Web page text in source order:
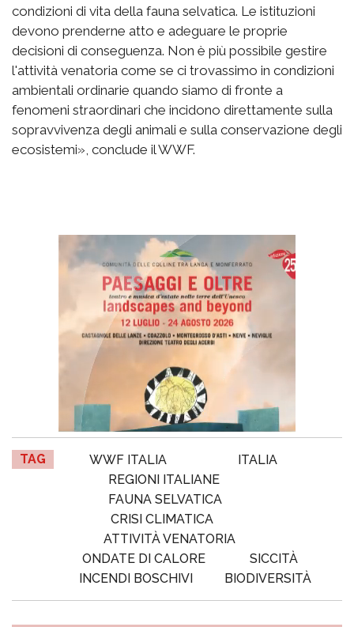
condizioni di vita della fauna selvatica. Le istituzioni
devono prenderne atto e adeguare le proprie
decisioni di conseguenza. Non è più possibile gestire
l'attività venatoria come se ci trovassimo in condizioni
ambientali ordinarie quando siamo di fronte a
fenomeni straordinari che incidono direttamente sulla
sopravvivenza degli animali e sulla conservazione degli
ecosistemi», conclude il WWF.
TAG WWF ITALIA
ITALIA
REGIONI ITALIANE
FAUNA SELVATICA
CRISI CLIMATICA
ATTIVITÀ VENATORIA
ONDATE DI CALORE
SICCITÀ
INCENDI BOSCHIVI
BIODIVERSITÀ